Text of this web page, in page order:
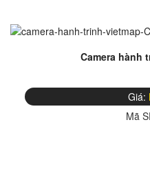
Camera hành
Giá:
Mã